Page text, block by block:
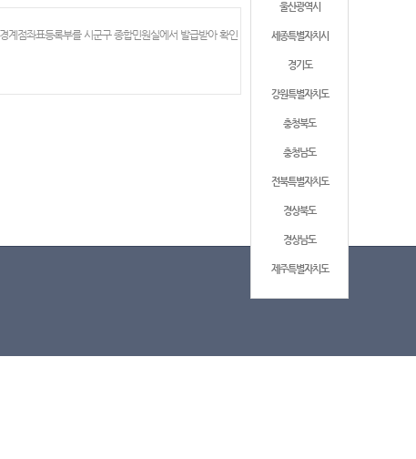
울산광역시
세종특별자치시
경기도
강원특별자치도
충청북도
충청남도
전북특별자치도
경상북도
경상남도
제주특별자치도
계점좌표등록부를 시군구 종합민원실에서 발급받아 확인